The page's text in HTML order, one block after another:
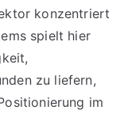
konzentriert
spielt hier
zu liefern,
im